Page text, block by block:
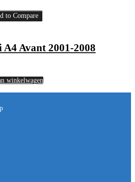
to Compare
A4 Avant 2001-2008
winkelwagen